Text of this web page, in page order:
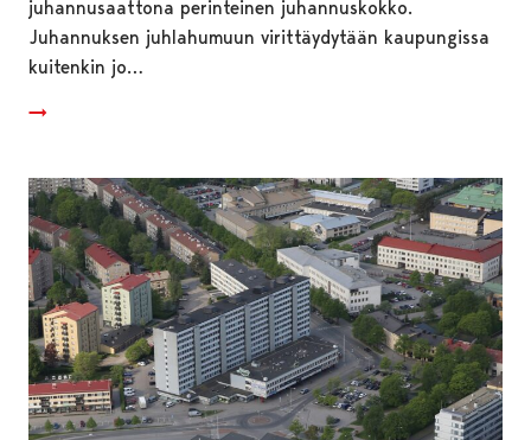
juhannusaattona perinteinen juhannuskokko.
Juhannuksen juhlahumuun virittäydytään kaupungissa
kuitenkin jo…